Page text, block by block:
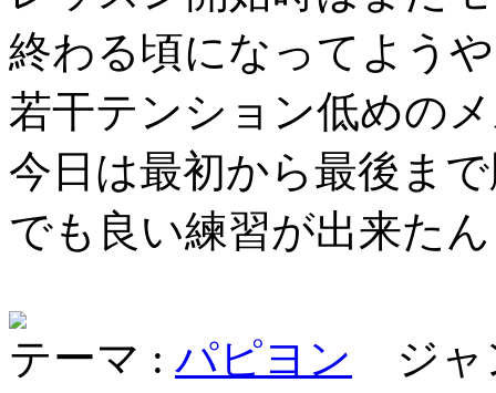
終わる頃になってよう
若干テンション低めの
今日は最初から最後ま
でも良い練習が出来た
テーマ : パピヨン ジャ